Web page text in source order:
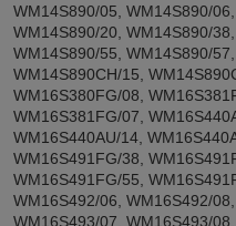
WM14S890/05, WM14S890/
WM14S890/20, WM14S890/
WM14S890/55, WM14S890/
WM14S890CH/15,
WM16S380FG/08,
WM16S381FG/07,
WM16S440AU/14,
WM16S491FG/38,
WM16S491FG/55,
WM16S492/06, WM16S492/
WM16S493/07, WM16S493/